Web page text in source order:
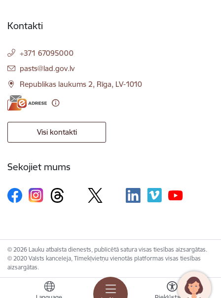
Kontakti
+371 67095000
E-pasts:
pasts@lad.gov.lv
Republikas laukums 2, Rīga, LV-1010
Visi kontakti
Sekojiet mums
© 2026 Lauku atbalsta dienests, publicētā satura visas tiesības aizsargātas.
© 2020 Valsts kanceleja, Tīmekļvietņu vienotās platformas visas tiesības
aizsargātas.